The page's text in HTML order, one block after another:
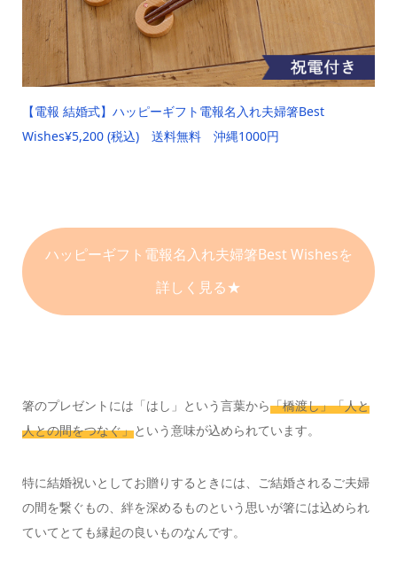
【電報 結婚式】 ハッピーギフト電報名入れ夫婦箸Best
Wishes¥5,200 (税込) 送料無料 沖縄1000円
ハッピーギフト電報名入れ夫婦箸Best Wishesを
詳しく見る★
箸のプレゼントには「はし」という言葉から「橋渡し」「人と
人との間をつなぐ」という意味が込められています。
特に結婚祝いとしてお贈りするときには、
ご結婚されるご夫婦
の間を繋ぐもの、 絆を深めるものという思いが箸には込められ
ていて とても縁起の良いものなんです。